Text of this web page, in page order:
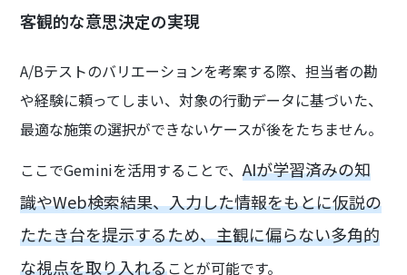
客観的な意思決定の実現
A/Bテストのバリエーションを考案する際、担当者の勘
や経験に頼ってしまい、対象の行動データに基づいた、
最適な施策の選択ができないケースが後をたちません。
ここでGeminiを活用することで、AIが学習済みの知
識やWeb検索結果、入力した情報をもとに仮説の
たたき台を提示するため、主観に偏らない多角的
な視点を取り入れることが可能です。